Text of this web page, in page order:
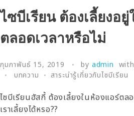
ไซบีเรียน ต้องเลี้ยงอ
ตลอดเวลาหรือไม่
กุมภาพันธ์ 15, 2019 by admin with
บทความ
สาระน่ารู้เกี่ยวกับไซบีเรียน
ไซบีเรียนฮัสกี้ ต้องเลี้ยงในห้องแอร์ตล
เราเลี้ยงได้หรอ??